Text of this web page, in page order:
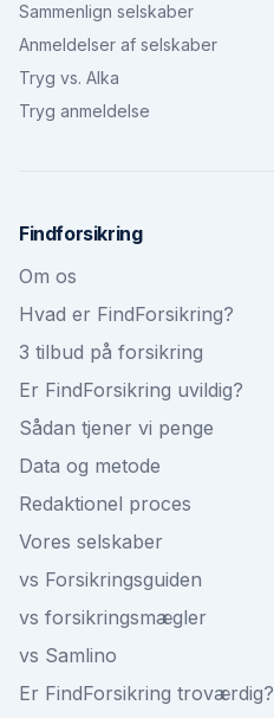
Sammenlign selskaber
Anmeldelser af selskaber
Tryg vs. Alka
Tryg anmeldelse
Findforsikring
Om os
Hvad er FindForsikring?
3 tilbud på forsikring
Er FindForsikring uvildig?
Sådan tjener vi penge
Data og metode
Redaktionel proces
Vores selskaber
vs Forsikringsguiden
vs forsikringsmægler
vs Samlino
Er FindForsikring troværdig?